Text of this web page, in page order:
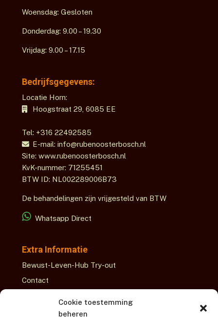
Cookie toestemming
beheren
Woensdag: Gesloten
Donderdag: 9.00 – 19.30
Vrijdag: 9.00 – 17.15
Bedrijfsgegevens:
Locatie Horn:
Hoogstraat 29, 6085 EE
Tel: +316 22492585
E-mail: info@rubenoosterbosch.nl
Site: www.rubenoosterbosch.nl
KvK-nummer: 71255451
BTW ID: NL002289006B73
De behandelingen zijn vrijgesteld van BTW
Whatsapp Direct
Extra Informatie
Bewust-Leven-Hub Try-out
Contact